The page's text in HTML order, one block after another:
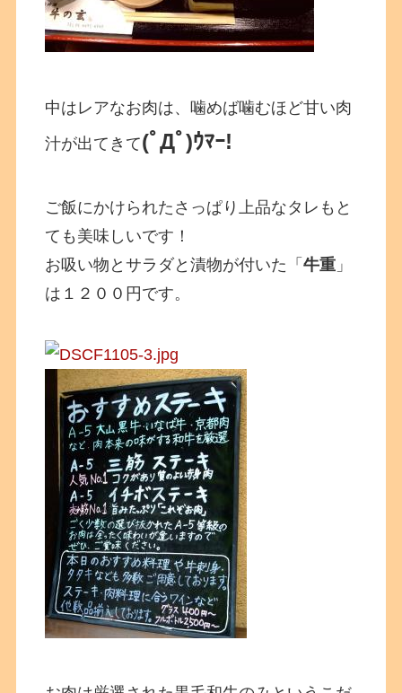
中はレアなお肉は、噛めば噛むほど甘い肉
汁が出てきて(ﾟДﾟ)ｳﾏｰ!
ご飯にかけられたさっぱり上品なタレもと
ても美味しいです！
お吸い物とサラダと漬物が付いた「牛重 」
は１２００円です。